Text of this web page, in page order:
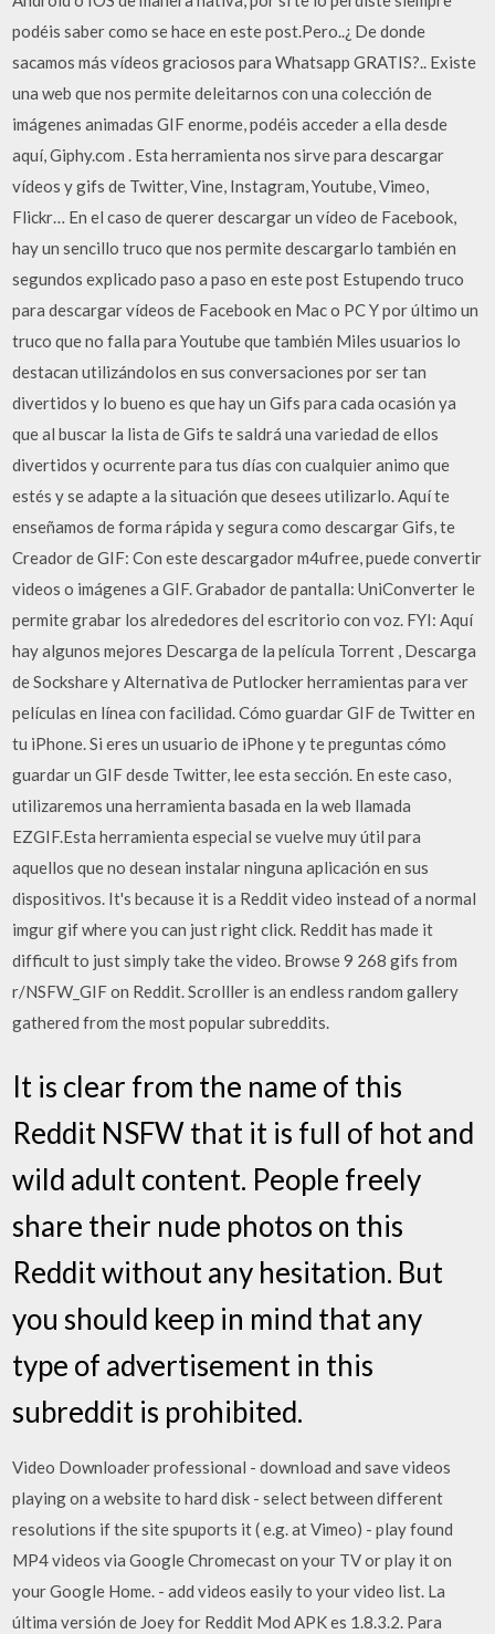
podéis saber como se hace en este post.Pero..¿ De donde
sacamos más vídeos graciosos para Whatsapp GRATIS?.. Existe
una web que nos permite deleitarnos con una colección de
imágenes animadas GIF enorme, podéis acceder a ella desde
aquí, Giphy.com . Esta herramienta nos sirve para descargar
vídeos y gifs de Twitter, Vine, Instagram, Youtube, Vimeo,
Flickr… En el caso de querer descargar un vídeo de Facebook,
hay un sencillo truco que nos permite descargarlo también en
segundos explicado paso a paso en este post Estupendo truco
para descargar vídeos de Facebook en Mac o PC Y por último un
truco que no falla para Youtube que también Miles usuarios lo
destacan utilizándolos en sus conversaciones por ser tan
divertidos y lo bueno es que hay un Gifs para cada ocasión ya
que al buscar la lista de Gifs te saldrá una variedad de ellos
divertidos y ocurrente para tus días con cualquier animo que
estés y se adapte a la situación que desees utilizarlo. Aquí te
enseñamos de forma rápida y segura como descargar Gifs, te
Creador de GIF: Con este descargador m4ufree, puede convertir
videos o imágenes a GIF. Grabador de pantalla: UniConverter le
permite grabar los alrededores del escritorio con voz. FYI: Aquí
hay algunos mejores Descarga de la película Torrent , Descarga
de Sockshare y Alternativa de Putlocker herramientas para ver
películas en línea con facilidad. Cómo guardar GIF de Twitter en
tu iPhone. Si eres un usuario de iPhone y te preguntas cómo
guardar un GIF desde Twitter, lee esta sección. En este caso,
utilizaremos una herramienta basada en la web llamada
EZGIF.Esta herramienta especial se vuelve muy útil para
aquellos que no desean instalar ninguna aplicación en sus
dispositivos. It's because it is a Reddit video instead of a normal
imgur gif where you can just right click. Reddit has made it
difficult to just simply take the video. Browse 9 268 gifs from
r/NSFW_GIF on Reddit. Scrolller is an endless random gallery
gathered from the most popular subreddits.
It is clear from the name of this
Reddit NSFW that it is full of hot and
wild adult content. People freely
share their nude photos on this
Reddit without any hesitation. But
you should keep in mind that any
type of advertisement in this
subreddit is prohibited.
Video Downloader professional - download and save videos
playing on a website to hard disk - select between different
resolutions if the site spuports it ( e.g. at Vimeo) - play found
MP4 videos via Google Chromecast on your TV or play it on
your Google Home. - add videos easily to your video list. La
última versión de Joey for Reddit Mod APK es 1.8.3.2. Para